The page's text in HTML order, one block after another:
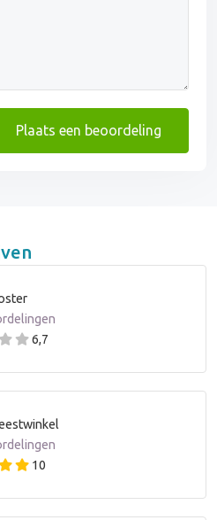
Plaats een beoordeling
6,7
10